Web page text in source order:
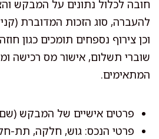
חובה לכלול נתונים על המבקש
להעברה, סוג הזכות המדוברת
וכן צירוף נספחים תומכים כגון
שוברי תשלום, אישור מס רכישה
המתאימים.
פרטים אישיים של המבקש
פרטי הנכס: גוש, חלקה, תת-